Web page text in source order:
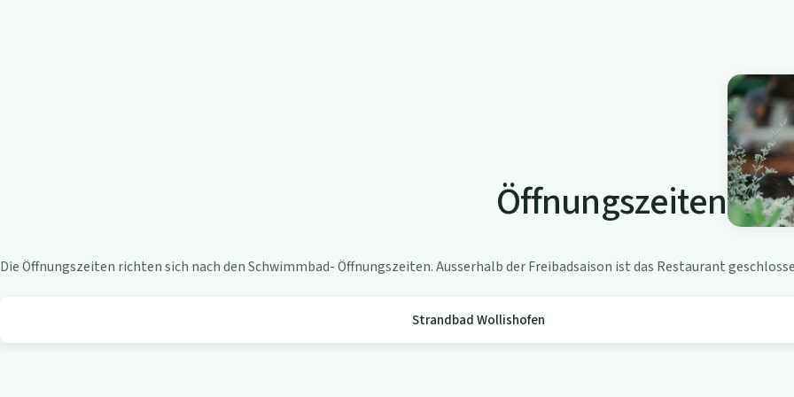
r
a
Öffnungszeiten
Die Öffnungszeiten richten sich nach den Schwimmbad- Öffnungszeiten. Ausserhalb der Freibadsaison ist das Restaurant
Strandbad Wollishofen